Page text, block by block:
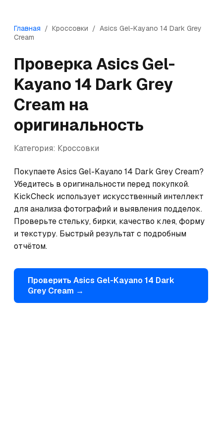
Главная / Кроссовки / Asics Gel-Kayano 14 Dark Grey
Cream
ПроверкаAsics Gel-
Kayano 14 Dark Grey
Cream на
оригинальность
Категория: Кроссовки
Покупаете Asics Gel-Kayano 14 Dark Grey Cream?
Убедитесь в оригинальности перед покупкой.
KickCheck использует искусственный интеллект
для анализа фотографий и выявления подделок.
Проверьте стельку, бирки, качество клея, форму
и текстуру. Быстрый результат с подробным
отчётом.
Проверить Asics Gel-Kayano 14 Dark
Grey Cream →